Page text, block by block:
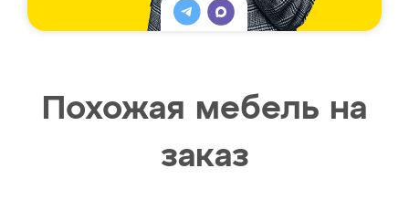
Похожая мебель на
заказ